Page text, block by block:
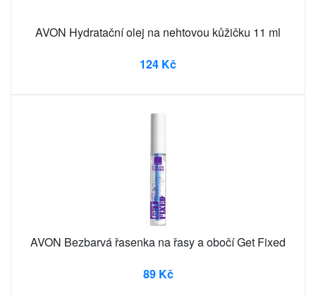
AVON Hydratační olej na nehtovou kůžičku 11 ml
124 Kč
AVON Bezbarvá řasenka na řasy a obočí Get Fixed
89 Kč